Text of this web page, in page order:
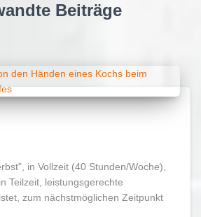
Beiträge
in Vollzeit (40 Stunden/Woche),
Teilzeit, leistungsgerechte
zum nächstmöglichen Zeitpunkt